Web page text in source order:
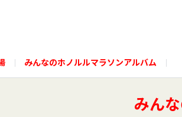
みんなのホノルルマラソンアルバム
みん